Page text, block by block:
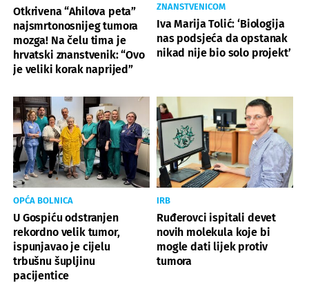
Otkrivena “Ahilova peta”
najsmrtonosnijeg tumora
mozga! Na čelu tima je
hrvatski znanstvenik: “Ovo
je veliki korak naprijed”
ZNANSTVENICOM
Iva Marija Tolić: ‘Biologija
nas podsjeća da opstanak
nikad nije bio solo projekt’
OPĆA BOLNICA
U Gospiću odstranjen
rekordno velik tumor,
ispunjavao je cijelu
trbušnu šupljinu
pacijentice
IRB
Ruđerovci ispitali devet
novih molekula koje bi
mogle dati lijek protiv
tumora